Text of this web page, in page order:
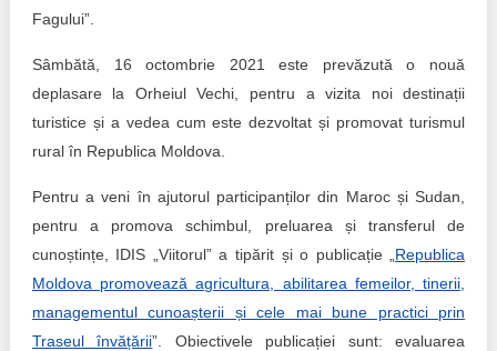
Fagului”.
Sâmbătă, 16 octombrie 2021 este prevăzută o nouă
deplasare la Orheiul Vechi, pentru a vizita noi destinații
turistice și a vedea cum este dezvoltat și promovat turismul
rural în Republica Moldova.
Pentru a veni în ajutorul participanților din Maroc și Sudan,
pentru a promova schimbul, preluarea și transferul de
cunoștințe, IDIS „Viitorul” a tipărit și o publicație „ Republica
Moldova promovează agricultura, abilitarea femeilor, tinerii,
managementul cunoașterii și cele mai bune practici prin
Traseul învățării”. Obiectivele publicației sunt: evaluarea